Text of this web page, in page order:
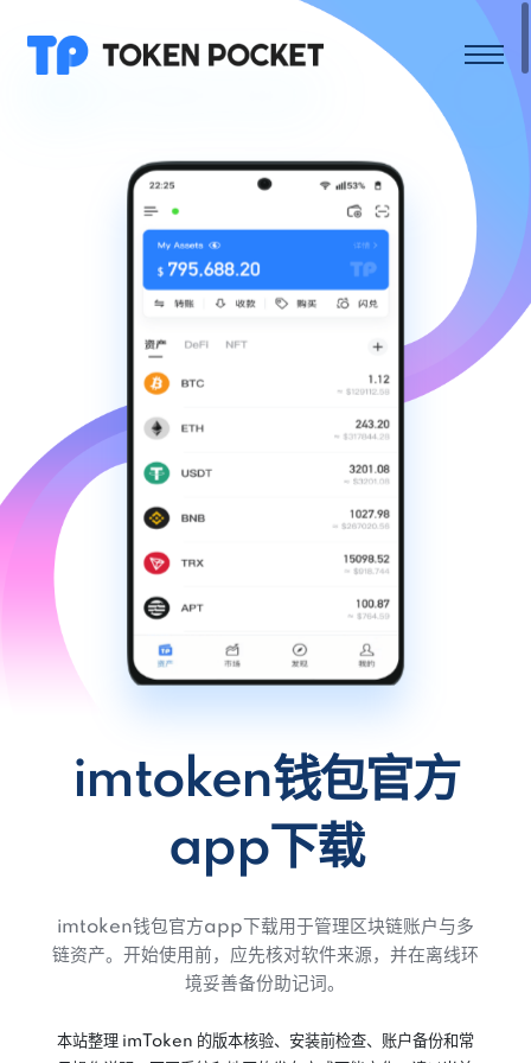
imtoken钱包官方
app下载
imtoken钱包官方app下载用于管理区块链账户与多
链资产。开始使用前，应先核对软件来源，并在离线环
境妥善备份助记词。
本站整理 imToken 的版本核验、安装前检查、账户备份和常